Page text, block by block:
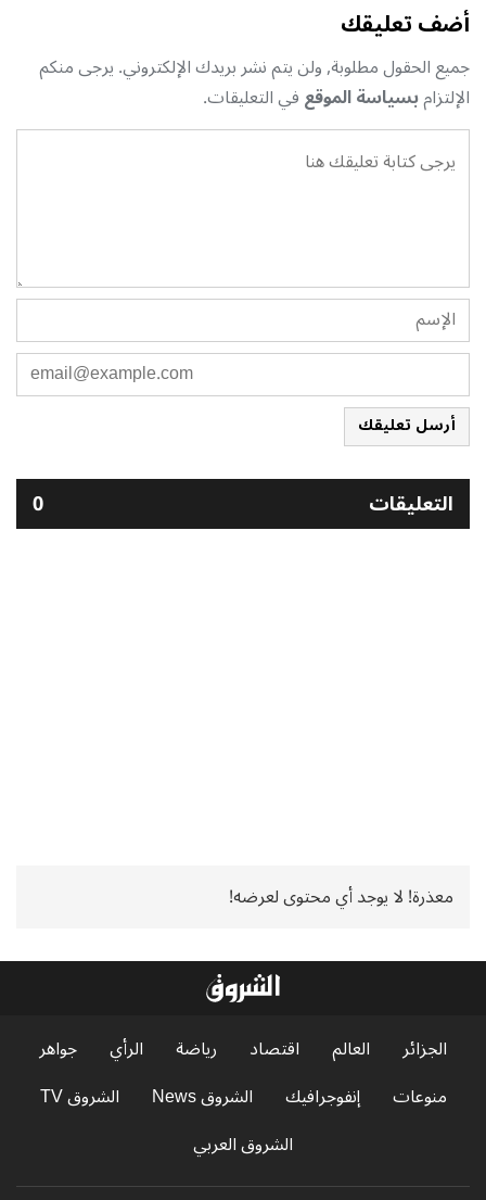
أضف تعليقك
جميع الحقول مطلوبة, ولن يتم نشر بريدك الإلكتروني. يرجى منكم
الإلتزامبسياسة الموقعفي التعليقات.
أرسل تعليقك
التعليقات 0
معذرة! لا يوجد أي محتوى لعرضه!
الجزائر العالم اقتصاد رياضة الرأي
جواهر
منوعات
إنفوجرافيك الشروق News
الشروق TV
الشروق العربي